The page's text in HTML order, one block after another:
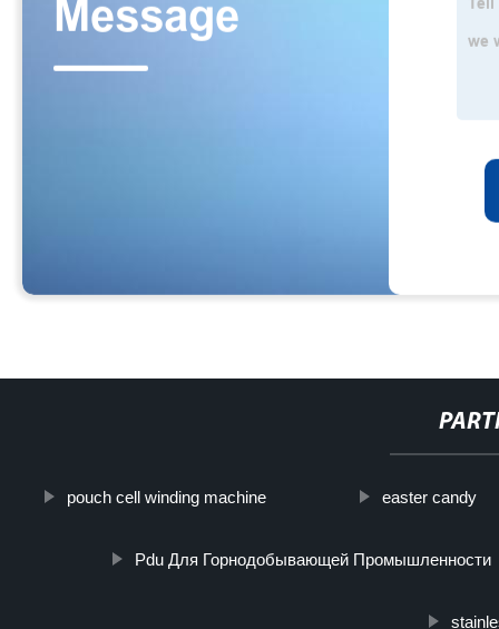
pouch cell winding machine easter candy
Pdu Для Горнодобывающей Промышленности